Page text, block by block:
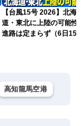
【台風15号 2026】北海
道・東北に上陸の可能性
進路は定まらず（6日15
高知龍馬空港